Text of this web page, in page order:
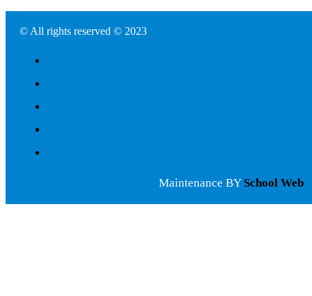
© All rights reserved © 2023
Maintenance BY School Web